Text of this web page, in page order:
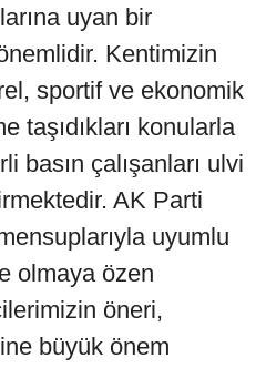
uyan bir
Kentimizin
sportif ve ekonomik
taşıdıkları konularla
basın çalışanları ulvi
AK Parti
uyumlu
olmaya özen
öneri,
büyük önem